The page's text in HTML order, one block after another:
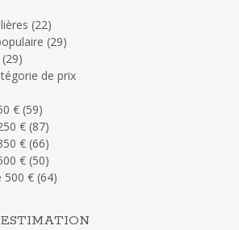
(22)
(29)
(29)
de prix
€ (59)
€ (87)
€ (66)
€ (50)
500 € (64)